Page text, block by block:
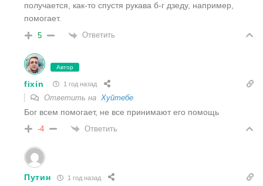
получается, как-то спустя рукава б-г дзеду, например,
помогает.
5 Ответить
Автор
fixin 1 год назад
Ответить на Хуйтебе
Бог всем помогает, не все принимают его помощь
-4 Ответить
Путин 1 год назад